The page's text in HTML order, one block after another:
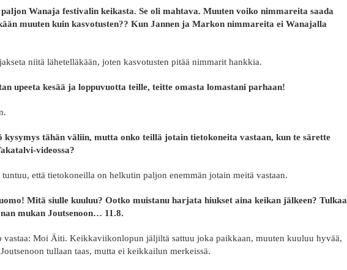
Wanaja festivalin keikasta. Se oli mahtava. Muuten voiko nimmareita saada
muuten kuin kasvotusten?? Kun Jannen ja Markon nimmareita ei Wanajalla
niitä lähetelläkään, joten kasvotusten pitää nimmarit hankkia.
upeeta kesää ja loppuvuotta teille, teitte omasta lomastani parhaan!
kysymys tähän väliin, mutta onko teillä jotain tietokoneita vastaan, kun te särette
videossa?
että tietokoneilla on helkutin paljon enemmän jotain meitä vastaan.
Mitä siulle kuuluu? Ootko muistanu harjata hiukset aina keikan jälkeen? Tulkaa
mukan Joutsenoon… 11.8.
vastaa: Moi Äiti. Keikkaviikonlopun jäljiltä sattuu joka paikkaan, muuten kuuluu hyvää,
tullaan taas, mutta ei keikkailun merkeissä.